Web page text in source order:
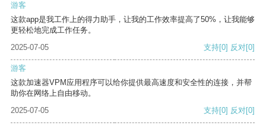
游客
这款app是我工作上的得力助手，让我的工作效率提高了50%，让我能够
更轻松地完成工作任务。
2025-07-05
支持[0] 反对[0]
游客
这款加速器VPM应用程序可以给你提供最高速度和安全性的连接，并帮
助你在网络上自由移动。
2025-07-05
支持[0] 反对[0]